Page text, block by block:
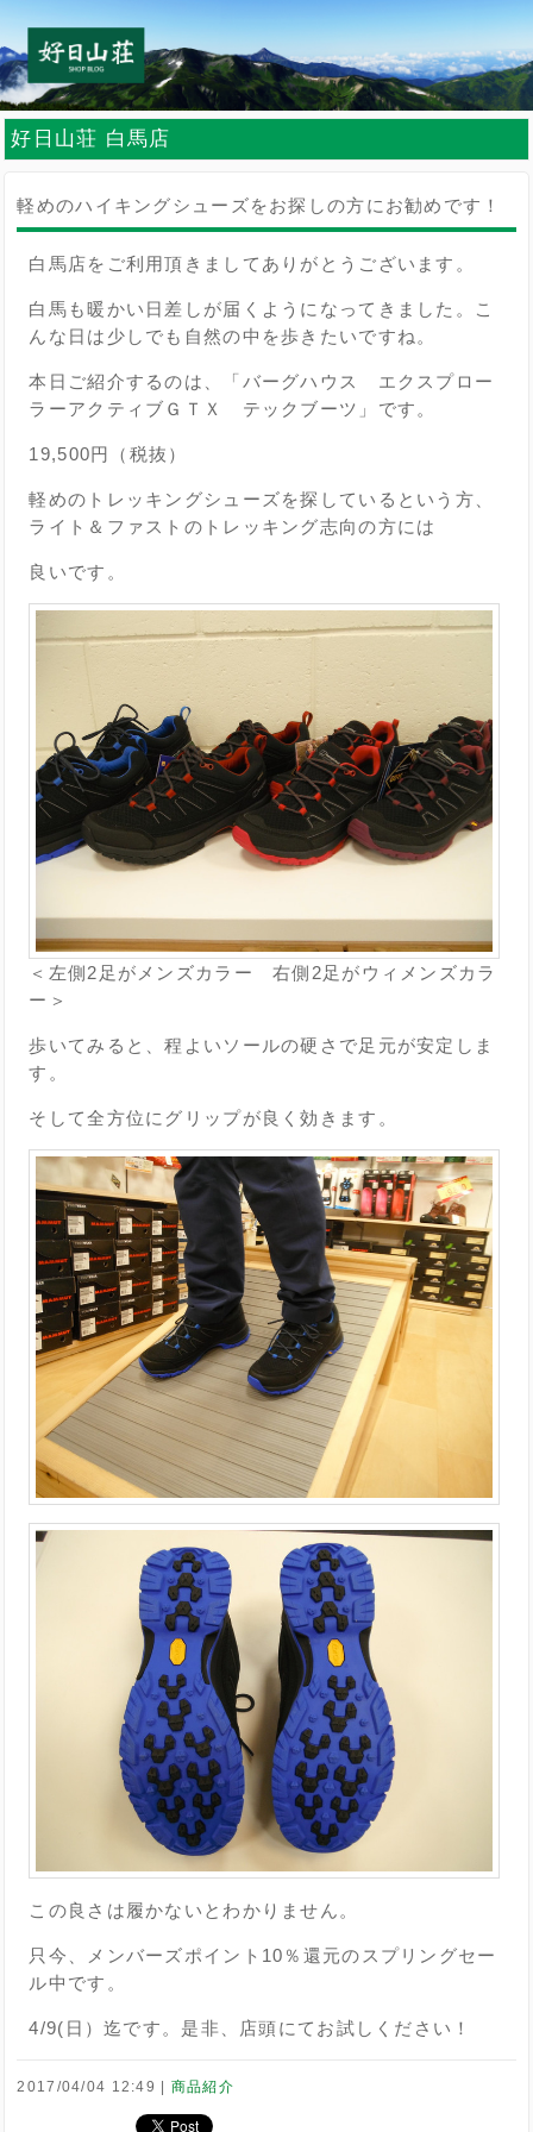
好日山荘 白馬店
軽めのハイキングシューズをお探しの方にお勧めです！
白馬店をご利用頂きましてありがとうございます。
白馬も暖かい日差しが届くようになってきました。こ
んな日は少しでも自然の中を歩きたいですね。
本日ご紹介するのは、「バーグハウス エクスプロー
ラーアクティブＧＴＸ テックブーツ」です。
19,500円（税抜）
軽めのトレッキングシューズを探しているという方、
ライト＆ファストのトレッキング志向の方には
良いです。
＜左側2足がメンズカラー 右側2足がウィメンズカラ
ー＞
歩いてみると、程よいソールの硬さで足元が安定しま
す。
そして全方位にグリップが良く効きます。
この良さは履かないとわかりません。
只今、メンバーズポイント10％還元のスプリングセー
ル中です。
4/9(日）迄です。是非、店頭にてお試しください！
2017/04/04 12:49 商品紹介